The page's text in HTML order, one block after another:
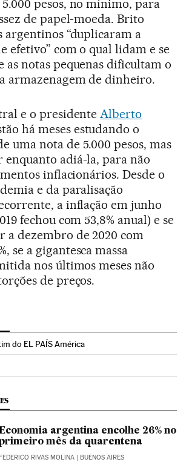
pesos, no mínimo, para
de papel-moeda. Brito
argentinos “duplicaram a
efetivo” com o qual lidam e se
as notas pequenas dificultam o
armazenagem de dinheiro.
e o presidenteAlberto
há meses estudando o
uma nota de 5.000 pesos, mas
adiá-la, para não
inflacionários. Desde o
e da paralisação
a inflação em junho
fechou com 53,8% anual) e se
a dezembro de 2020 com
se a gigantesca massa
nos últimos meses não
de preços.
do EL PAÍS América
Brasil en Twitter
El País Brasil en Instagram
El País Brasil en Facebook
argentina encolhe 26% no
mês da quarentena
RIVAS MOLINA | BUENOS AIRES